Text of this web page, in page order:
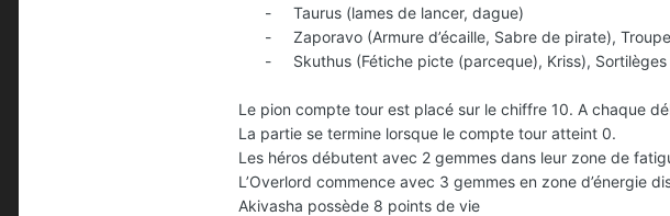
-
Taurus (lames de lancer, dague)
-
Zaporavo (Armure d’écaille, Sabre de pirate),
-
Skuthus (Fétiche picte (parceque), Kriss),
Le pion compte tour est placé sur le chiffre 10. A chaque
La partie se termine lorsque le compte tour atteint 0.
Les héros débutent avec 2 gemmes dans leur zone de
L’Overlord commence avec 3 gemmes en zone d’énergie
Akivasha possède 8 points de vie